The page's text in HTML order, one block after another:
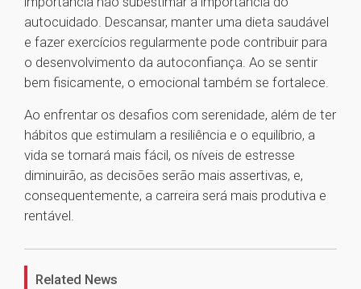
autocuidado. Descansar, manter uma dieta saudável
e fazer exercícios regularmente pode contribuir para
o desenvolvimento da autoconfiança. Ao se sentir
bem fisicamente, o emocional também se fortalece.
Ao enfrentar os desafios com serenidade, além de ter
hábitos que estimulam a resiliência e o equilíbrio, a
vida se tornará mais fácil, os níveis de estresse
diminuirão, as decisões serão mais assertivas, e,
consequentemente, a carreira será mais produtiva e
rentável.
Related News